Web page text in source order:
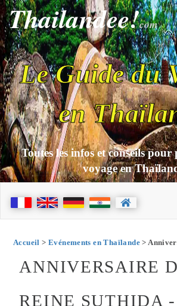
Thailandee!com
Le Guide du
en
Toutes les infos et conseils
voyage en
Accueil > Evénements en Thaïlande>
ANNIVERSAIRE
REINE SUTHIDA -